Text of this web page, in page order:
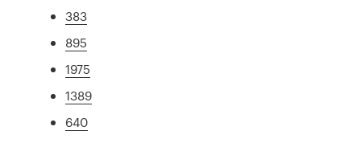
383
895
1975
1389
640